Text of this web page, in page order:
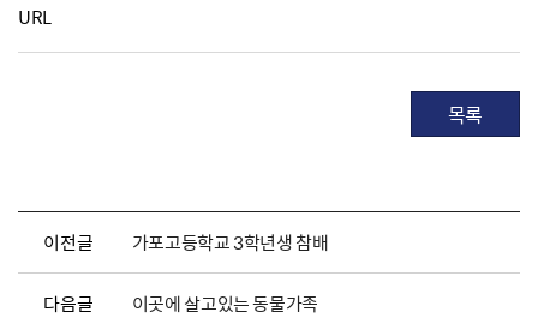
URL
목록
이전글 가포고등학교 3학년생 참배
다음글 이곳에 살고있는 동물가족